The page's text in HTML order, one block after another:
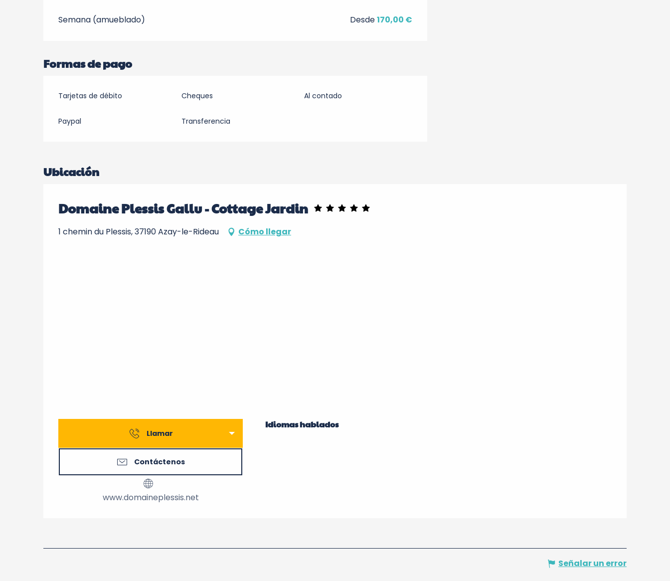
Semana (amueblado) Desde170,00 €
Formas de pago
Tarjetas de débito Cheques Al contado
Paypal Transferencia
Ubicación
Domaine Plessis Gallu - Cottage Jardin
1 chemin du Plessis, 37190 Azay-le-Rideau Cómo llegar
Llamar
Contáctenos
www.domaineplessis.net
Idiomas hablados
Idiomas hablados
Señalar un error